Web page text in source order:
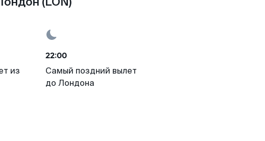
из
22:00
Самый поздний вылет
до Лондона